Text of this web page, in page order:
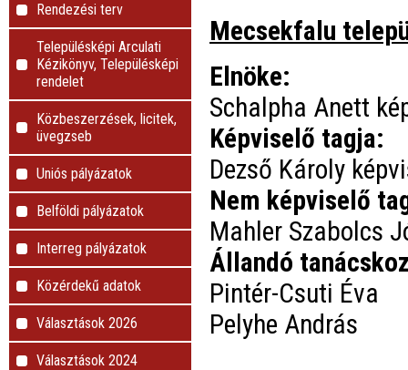
Rendezési terv
Településképi Arculati
Kézikönyv, Településképi
rendelet
Közbeszerzések, licitek,
üvegzseb
Uniós pályázatok
Belföldi pályázatok
Interreg pályázatok
Közérdekű adatok
Választások 2026
Választások 2024
Mecsekfalu
Elnöke:
Schalpha Anett
Képviselő tagja:
Dezső Károly
Nem képviselő
Mahler Szabolcs
Állandó
Pintér-Csuti Éva
Pelyhe András